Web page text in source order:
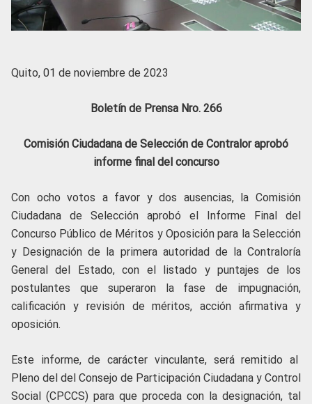
Quito, 01 de noviembre de 2023
Boletín de Prensa Nro. 266
Comisión Ciudadana de Selección de Contralor aprobó
informe final del concurso
Con ocho votos a favor y dos ausencias, la Comisión
Ciudadana de Selección aprobó el Informe Final del
Concurso Público de Méritos y Oposición para la Selección
y Designación de la primera autoridad de la Contraloría
General del Estado, con el listado y puntajes de los
postulantes que superaron la fase de impugnación,
calificación y revisión de méritos, acción afirmativa y
oposición.
Este informe, de carácter vinculante, será remitido al
Pleno del del Consejo de Participación Ciudadana y Control
Social (CPCCS) para que proceda con la designación, tal